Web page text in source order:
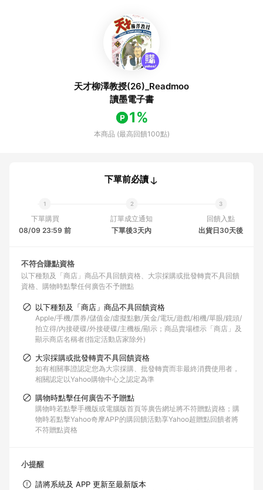
天才柳澤教授(26)_Readmoo
讀墨電子書
1%
本商品 (最高回饋100點)
下單前必讀
下單購買
08/09 23:59 前
訂單成立通知
下單後3天內
回饋入點
出貨日30天後
不符合賺點資格
以下種類及「商店」商品不具回饋資格
大宗採購或批發轉賣不具回饋
資格
購物時點擊任何廣告不予贈點
以下種類及「商店」商品不具回饋資格
Apple/手機/票券/儲值金/虛擬點數/黃金/電玩/遊戲/相機/單眼/鏡頭/
拍立得/內接硬碟/外接硬碟/主機板/顯示；商品賣場標示「商店」及
顯示商店名稱者(指定活動店家除外)
大宗採購或批發轉賣不具回饋資格
如有相關事證認定您為大宗採購、批發轉賣而非最終消費使用者，
相關認定以Yahoo購物中心之認定為準
購物時點擊任何廣告不予贈點
購物時若點擊手機版或電腦版首頁等廣告網址將不符贈點資格；購
物時若點擊Yahoo奇摩APP的購回饋活動享Yahoo超贈點回饋者將
不符贈點資格
小提醒
請將系統及 APP 更新至最新版本